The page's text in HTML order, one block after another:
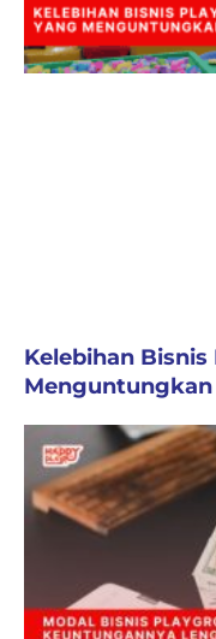
Kelebihan
Menguntungkan